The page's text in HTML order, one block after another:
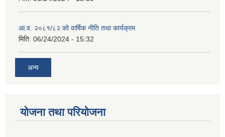
आ.व. २०८१/८२ को वार्षिक नीति तथा कार्यक्रम
मिति: 06/24/2024 - 15:32
अन्य
योजना तथा परियोजना